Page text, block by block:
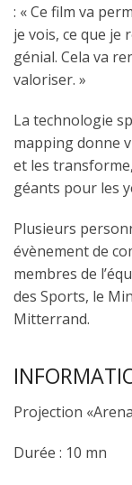
: « Ce film va
je vois, ce que je
génial. Cela va
valoriser. »
La technologie
mapping donne
et les
géants pour les
Plusieurs
évènement de
membres de
des Sports, le
Mitterrand.
Projection
Durée : 10 mn